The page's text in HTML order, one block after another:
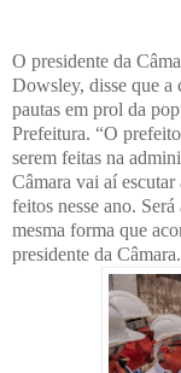
O presidente da
Dowsley, disse que a
pautas em prol da
Prefeitura. “O
serem feitas na
Câmara vai aí escutar
feitos nesse ano.
mesma forma que
presidente da Câmara.